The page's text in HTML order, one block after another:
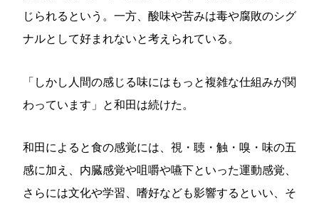
じられるという。一方、酸味や苦みは毒や腐敗のシグ
ナルとして好まれないと考えられている。
「しかし人間の感じる味にはもっと複雑な仕組みが関
わっています」と和田は続けた。
和田によると食の感覚には、視・聴・触・嗅・味の五
感に加え、内臓感覚や咀嚼や嚥下といった運動感覚、
さらには文化や学習、嗜好なども影響するといい、そ